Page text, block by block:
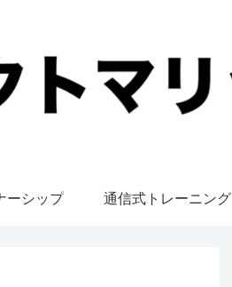
ーシップ 通信式トレーニング